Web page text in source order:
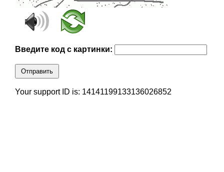
Введите код с картинки:
Отправить
Your support ID is: 14141199133136026852